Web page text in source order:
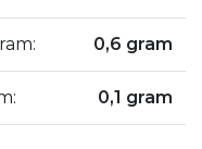
0,6 gram
0,1 gram